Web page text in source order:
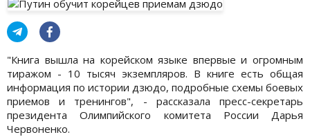
"Книга вышла на корейском языке впервые и огромным
тиражом - 10 тысяч экземпляров. В книге есть общая
информация по истории дзюдо, подробные схемы боевых
приемов и тренингов", - рассказала пресс-секретарь
президента Олимпийского комитета России Дарья
Червоненко.